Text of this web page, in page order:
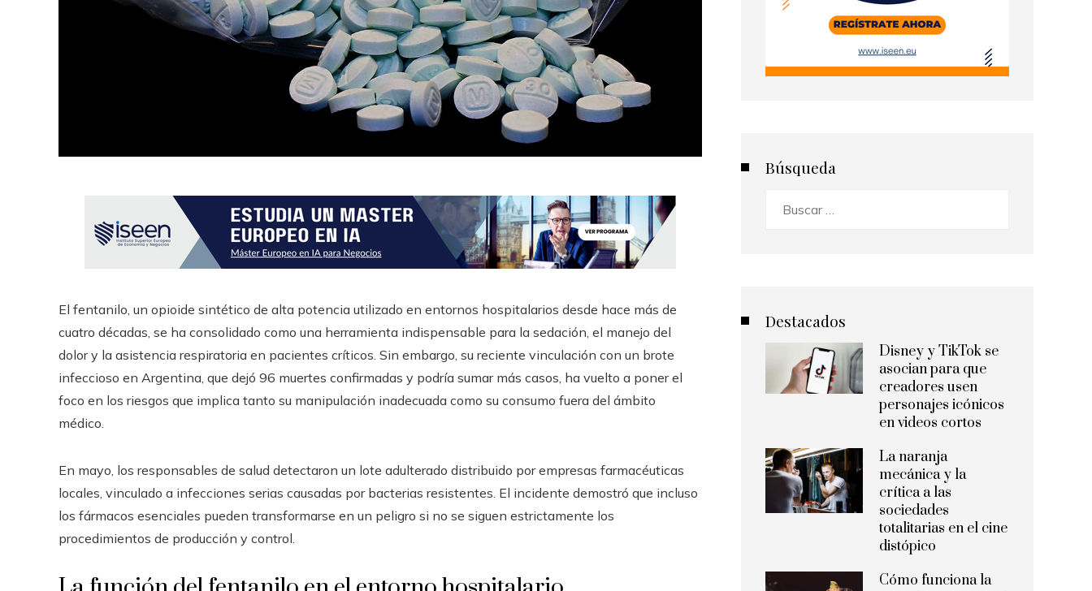
El fentanilo, un opioide sintético de alta potencia utilizado en entornos hospitalarios desde hace más de
cuatro décadas, se ha consolidado como una herramienta indispensable para la sedación, el manejo del
dolor y la asistencia respiratoria en pacientes críticos. Sin embargo, su reciente vinculación con un brote
infeccioso en Argentina, que dejó 96 muertes confirmadas y podría sumar más casos, ha vuelto a poner el
foco en los riesgos que implica tanto su manipulación inadecuada como su consumo fuera del ámbito
médico.
En mayo, los responsables de salud detectaron un lote adulterado distribuido por empresas farmacéuticas
locales, vinculado a infecciones serias causadas por bacterias resistentes. El incidente demostró que incluso
los fármacos esenciales pueden transformarse en un peligro si no se siguen estrictamente los
procedimientos de producción y control.
Búsqueda
Destacados
Disney y TikTok se
asocian para que
creadores usen
personajes icónicos
en videos cortos
La naranja
mecánica y la
crítica a las
sociedades
totalitarias en el cine
distópico
Cómo funciona la